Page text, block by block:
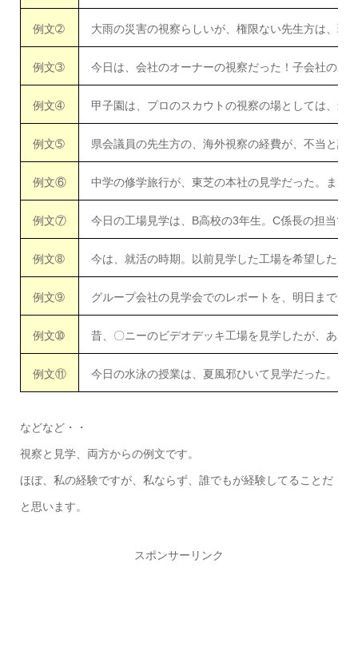
例文➁ 大雨の災害の視察らしいが、権限ない先生方は、現
例文➂ 今日は、会社のオーナーの視察だった！子会社のわ
例文➃ 甲子園は、プロのスカウトの視察の場としては、最
例文➄ 県会議員の先生方の、海外視察の経費が、不当と認
例文⑥ 中学の修学旅行が、東芝の本社の見学だった。まさ
例文⑦ 今日の工場見学は、B高校の3年生。C係長の担当で
例文➇ 今は、就活の時期。以前見学した工場を希望した。
例文➈ グループ会社の見学会でのレポートを、明日まで
例文➉ 昔、〇ニーのビデオデッキ工場を見学したが、あれ
例文⑪ 今日の水泳の授業は、夏風邪ひいて見学だった。
などなど・・
視察と見学、両方からの例文です。
ほぼ、私の経験ですが、私ならず、誰でもが経験してることだ
と思います。
スポンサーリンク